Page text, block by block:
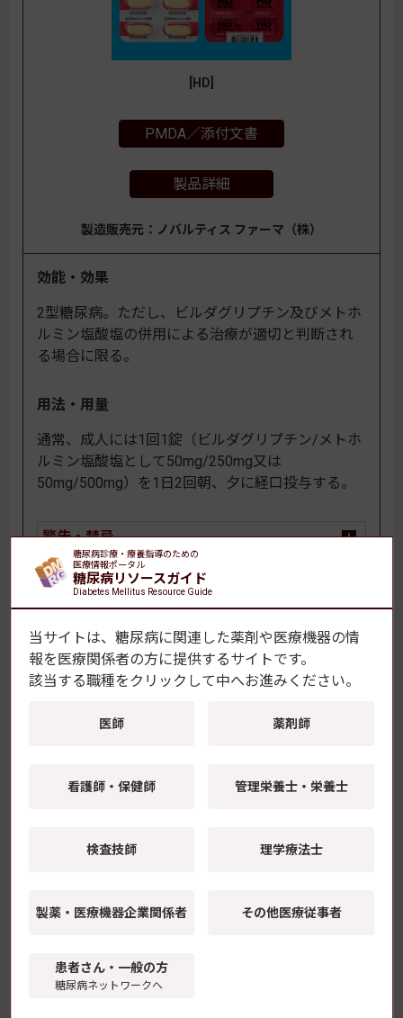
[HD]
PMDA／添付文書
製品詳細
製造販売元：ノバルティス ファーマ（株）
効能・効果
2型糖尿病。ただし、ビルダグリプチン及びメトホ
ルミン塩酸塩の併用による治療が適切と判断され
る場合に限る。
用法・用量
通常、成人には1回1錠（ビルダグリプチン/メトホ
ルミン塩酸塩として50mg/250mg又は
50mg/500mg）を1日2回朝、夕に経口投与する。
警告・禁忌
イニシンク配合錠
PMDA／添付文書
糖尿病診療・療養指導のための
医療情報ポータル
糖尿病リソースガイド
Diabetes Mellitus Resource Guide
当サイトは、糖尿病に関連した薬剤や医療機器の情
報を医療関係者の方に提供するサイトです。
該当する職種をクリックして中へお進みください。
医師 薬剤師
看護師・保健師 管理栄養士・栄養士
検査技師 理学療法士
製薬・医療機器企業関係者 その他医療従事者
患者さん・一般の方
糖尿病ネットワークへ